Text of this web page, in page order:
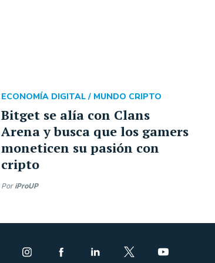
Bitget se alía con Clans
Arena y busca que los gamers
moneticen su pasión con
cripto
ECONOMÍA DIGITAL / MUNDO CRIPTO
Por iProUP